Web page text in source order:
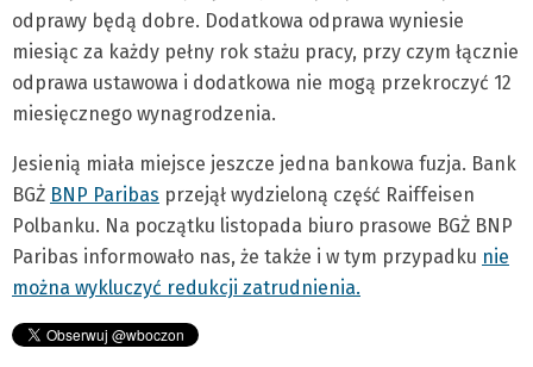
odprawy będą dobre. Dodatkowa odprawa wyniesie
miesiąc za każdy pełny rok stażu pracy, przy czym łącznie
odprawa ustawowa i dodatkowa nie mogą przekroczyć 12
miesięcznego wynagrodzenia.
Jesienią miała miejsce jeszcze jedna bankowa fuzja. Bank
BGŻ BNP Paribas przejął wydzieloną część Raiffeisen
Polbanku. Na początku listopada biuro prasowe BGŻ BNP
Paribas informowało nas, że także i w tym przypadku nie
można wykluczyć redukcji zatrudnienia.